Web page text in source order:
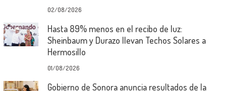
02/08/2026
Hasta 89% menos en el recibo de luz:
Sheinbaum y Durazo llevan Techos Solares a
Hermosillo
01/08/2026
Gobierno de Sonora anuncia resultados de la